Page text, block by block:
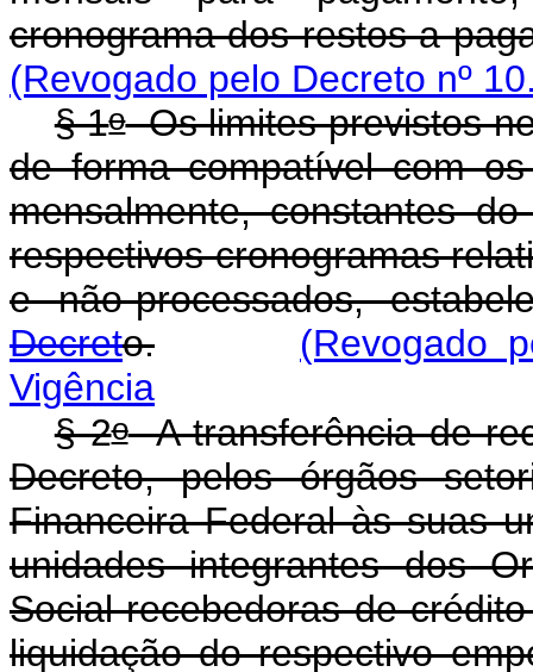
cronograma dos restos a
(Revogado pelo Decreto nº
§ 1oOs limites previstos
de forma compatível com
mensalmente, constantes
respectivos cronogramas
e não-processados,
Decreto.
(Revogado
Vigência
§ 2oA transferência de
Decreto, pelos órgãos
Financeira Federal às suas
unidades integrantes dos
Social recebedoras de
liquidação do respectivo